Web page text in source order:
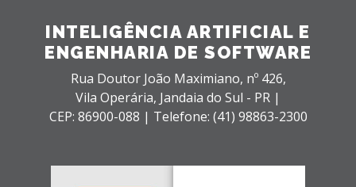
INTELIGÊNCIA ARTIFICIAL E
ENGENHARIA DE SOFTWARE
Rua Doutor João Maximiano, nº 426,
Vila Operária, Jandaia do Sul - PR |
CEP: 86900-088 | Telefone: (41) 98863-2300